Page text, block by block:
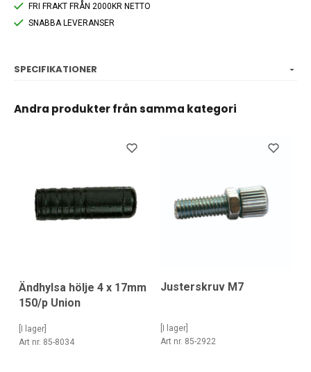
FRI FRAKT FRÅN 2000KR NETTO
SNABBA LEVERANSER
SPECIFIKATIONER
Andra produkter från samma kategori
Ändhylsa hölje 4 x 17mm
150/p Union
[I lager]
Art nr. 85-8034
Justerskruv M7
[I lager]
Art nr. 85-2922